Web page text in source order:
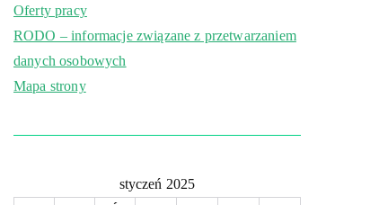
Oferty pracy
RODO – informacje związane z przetwarzaniem
danych osobowych
Mapa strony
styczeń 2025